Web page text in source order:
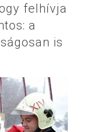
felhívja
a
is